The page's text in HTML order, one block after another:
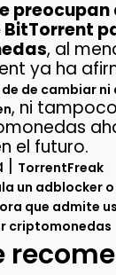
preocupan
, al
ya ha
de cambiar
, ni
el futuro.
TorrentFreak
un adblocker
que admite
criptomonedas